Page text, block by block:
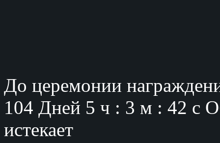
До церемонии
104 Дней 5 ч : 3 м : 41 с
истекает